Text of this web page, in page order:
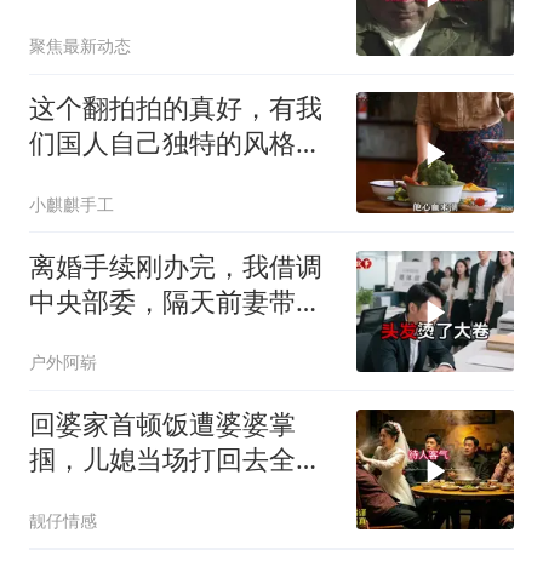
聚焦最新动态
这个翻拍拍的真好，有我
们国人自己独特的风格魅
小麒麒手工
离婚手续刚办完，我借调
中央部委，隔天前妻带新
户外阿崭
回婆家首顿饭遭婆婆掌
掴，儿媳当场打回去全家
靓仔情感